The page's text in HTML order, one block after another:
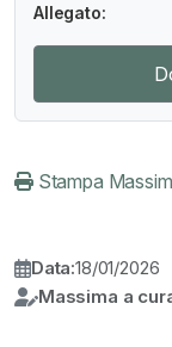
Allegato:
Stampa
Data:18/01/2026
Massima a